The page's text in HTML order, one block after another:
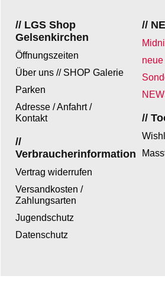
//
// LGS Shop
Gelsenkirchen
Öffnungszeiten
Über uns // SHOP Galerie
Parken
Adresse / Anfahrt /
Kontakt
//
//
Verbraucherinformation
Vertrag widerrufen
Versandkosten /
Zahlungsarten
Jugendschutz
Datenschutz